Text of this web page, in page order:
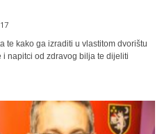
te kako ga izraditi u vlastitom dvorištu
napitci od zdravog bilja te dijeliti